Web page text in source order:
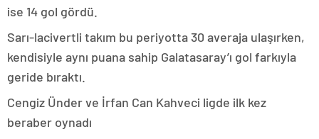
ise 14 gol gördü.
Sarı-lacivertli takım bu periyotta 30 averaja ulaşırken,
kendisiyle aynı puana sahip Galatasaray’ı gol farkıyla
geride bıraktı.
Cengiz Ünder ve İrfan Can Kahveci ligde ilk kez
beraber oynadı